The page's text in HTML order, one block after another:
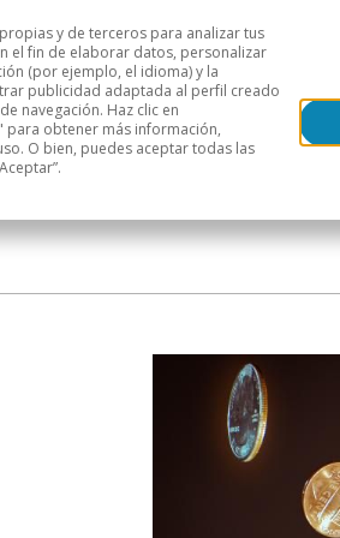
Áreas geográficas
y de terceros para analizar tus
el fin de elaborar datos, personalizar
(por ejemplo, el idioma) y la
publicidad adaptada al perfil creado
navegación. Haz clic en
para obtener más información,
O bien, puedes aceptar todas las